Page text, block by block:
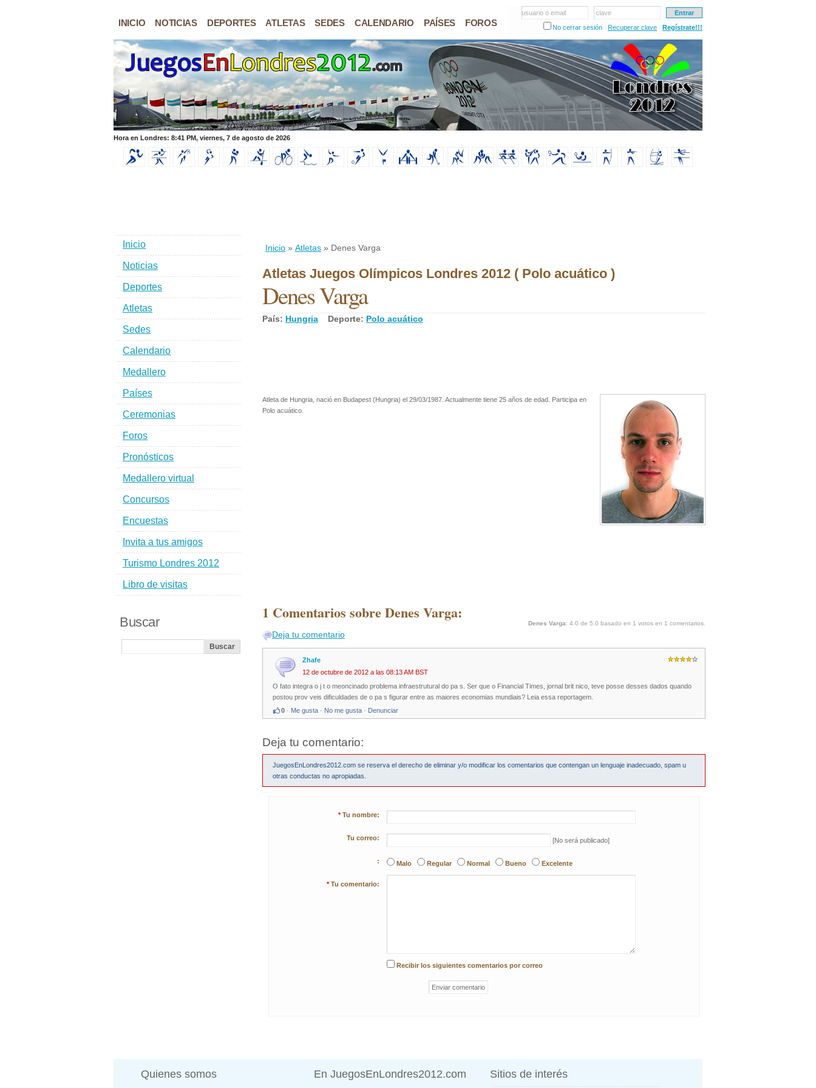
INICIO NOTICIAS DEPORTES ATLETAS SEDES CALENDARIO PAÍSES FOROS
usuario o email
clave
No cerrar sesión
Recuperar clave Regístrate!!!
Hora en Londres: 8:41 PM, viernes, 7 de agosto de 2026
Inicio » Atletas » Denes Varga
Atletas Juegos Olímpicos Londres 2012 ( Polo acuático )
Denes Varga
País: Hungria Deporte: Polo acuático
Atleta de Hungria, nació en Budapest (Hungria) el 29/03/1987. Actualmente tiene 25 años de edad. Participa en
Polo acuático.
1 Comentarios sobre Denes Varga:
Denes Varga: 4.0 de 5.0 basado en 1 votos en 1 comentarios.
Deja tu comentario
Zhafe
12 de octubre de 2012 a las 08:13 AM BST
O fato integra o j t o meoncinado problema infraestrutural do pa s. Ser que o Financial Times, jornal brit nico, teve posse desses dados quando
postou prov veis dificuldades de o pa s figurar entre as maiores economias mundiais? Leia essa reportagem.
0 · Me gusta · No me gusta · Denunciar
Deja tu comentario:
JuegosEnLondres2012.com se reserva el derecho de eliminar y/o modificar los comentarios que contengan un lenguaje inadecuado, spam u
otras conductas no apropiadas.
* Tu nombre:
Tu correo: [No será publicado]
: Malo Regular Normal Bueno Excelente
* Tu comentario:
Recibir los siguientes comentarios por correo
Inicio
Noticias
Deportes
Atletas
Sedes
Calendario
Medallero
Países
Ceremonias
Foros
Pronósticos
Medallero virtual
Concursos
Encuestas
Invita a tus amigos
Turismo Londres 2012
Libro de visitas
Buscar
Quienes somos En JuegosEnLondres2012.com Sitios de interés